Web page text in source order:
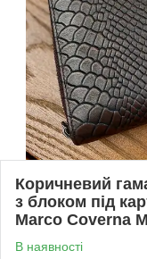
Коричневий
з блоком під
Marco Coverna
В наявності